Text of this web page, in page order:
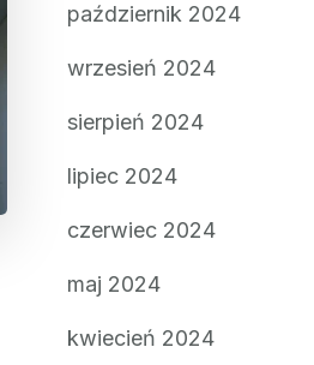
październik 2024
wrzesień 2024
sierpień 2024
lipiec 2024
czerwiec 2024
maj 2024
kwiecień 2024